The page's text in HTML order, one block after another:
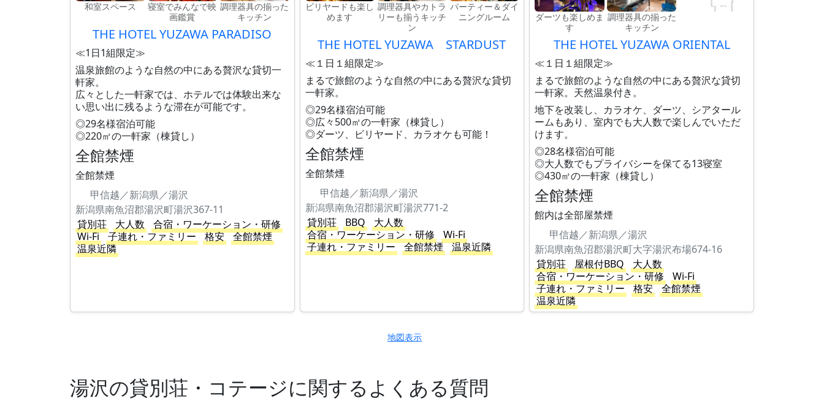
和室スペース
寝室でみんなで映
画鑑賞
調理器具の揃った
キッチン
THE HOTEL YUZAWA PARADISO
≪1日1組限定≫
温泉旅館のような自然の中にある贅沢な貸切一
軒家。
広々とした一軒家では、ホテルでは体験出来な
い思い出に残るような滞在が可能です。
◎29名様宿泊可能
◎220㎡の一軒家（棟貸し）
全館禁煙
全館禁煙
甲信越／新潟県／湯沢
新潟県南魚沼郡湯沢町湯沢367-11
貸別荘
大人数
合宿・ワーケーション・研修
Wi-Fi
子連れ・ファミリー 格安
全館禁煙
温泉近隣
ビリヤードも楽し
めます
調理器具やカトラ
リーも揃うキッチ
ン
パーティー＆ダイ
ニングルーム
THE HOTEL YUZAWA STARDUST
≪１日１組限定≫
まるで旅館のような自然の中にある贅沢な貸切
一軒家。
◎29名様宿泊可能
◎広々500㎡の一軒家（棟貸し）
◎ダーツ、ビリヤード、カラオケも可能！
全館禁煙
全館禁煙
甲信越／新潟県／湯沢
新潟県南魚沼郡湯沢町湯沢771-2
貸別荘
BBQ
大人数
合宿・ワーケーション・研修
Wi-Fi
子連れ・ファミリー
全館禁煙 温泉近隣
ダーツも楽しめま
す
調理器具の揃った
キッチン
THE HOTEL YUZAWA ORIENTAL
≪１日１組限定≫
まるで旅館のような自然の中にある贅沢な貸切
一軒家。天然温泉付き。
地下を改装し、カラオケ、ダーツ、シアタール
ームもあり、室内でも大人数で楽しんでいただ
けます。
◎28名様宿泊可能
◎大人数でもプライバシーを保てる13寝室
◎430㎡の一軒家（棟貸し）
全館禁煙
館内は全部屋禁煙
甲信越／新潟県／湯沢
新潟県南魚沼郡湯沢町大字湯沢布場674-16
貸別荘
屋根付BBQ
大人数
合宿・ワーケーション・研修
Wi-Fi
子連れ・ファミリー
格安
全館禁煙
温泉近隣
地図表示
湯沢の貸別荘・コテージに関するよくある質問